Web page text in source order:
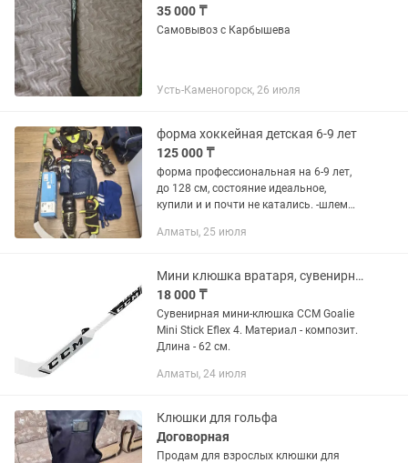
35 000 ₸
Самовывоз с Карбышева
Усть-Каменогорск, 26 июля
форма хоккейная детская 6-9 лет
125 000 ₸
форма профессиональная на 6-9 лет,
до 128 см, состояние идеальное,
купили и и почти не катались. -шлем
усиленная защита -налокотники alpha
Алматы, 25 июля
Мини клюшка вратаря, сувенирная, мини стик, левый хват
18 000 ₸
Сувенирная мини-клюшка CCM Goalie
Mini Stick Eflex 4. Материал - композит.
Длина - 62 см.
Алматы, 24 июля
Клюшки для гольфа
Договорная
Продам для взрослых клюшки для